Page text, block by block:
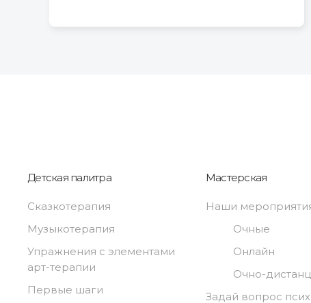
Детская палитра
Сказкотерапия
Музыкотерапия
Упражнения с элементами
арт-терапии
Первые шаги
Мастерская
Наши
Очные
Онлайн
Очно-
Задай вопрос